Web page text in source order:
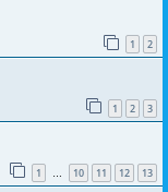
1 2
1 2 3
1 … 10 11 12 13